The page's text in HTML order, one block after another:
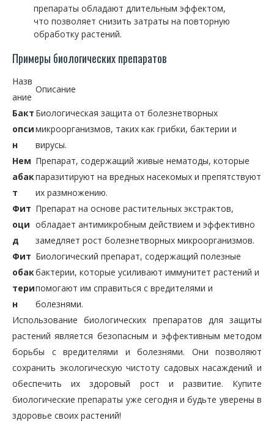
препараты обладают длительным эффектом,
что позволяет снизить затраты на повторную
обработку растений.
Примеры биологических препаратов
Назв
ание
Описание
Бакт
опси
н
Биологическая защита от болезнетворных
микроорганизмов, таких как грибки, бактерии и
вирусы.
Нем
абак
т
Препарат, содержащий живые нематоды, которые
паразитируют на вредных насекомых и препятствуют
их размножению.
Фит
оци
д
Препарат на основе растительных экстрактов,
обладает антимикробным действием и эффективно
замедляет рост болезнетворных микроорганизмов.
Фит
обак
тери
н
Биологический препарат, содержащий полезные
бактерии, которые усиливают иммунитет растений и
помогают им справиться с вредителями и
болезнями.
Использование биологических препаратов для защиты
растений является безопасным и эффективным методом
борьбы с вредителями и болезнями. Они позволяют
сохранить экологическую чистоту садовых насаждений и
обеспечить их здоровый рост и развитие. Купите
биологические препараты уже сегодня и будьте уверены в
здоровье своих растений!